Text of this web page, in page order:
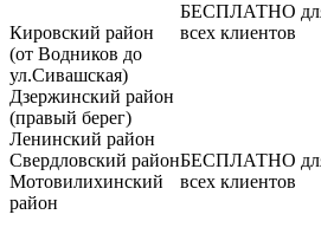
Кировский район
(от Водников до
ул.Сивашская)
Дзержинский район
(правый берег)
Ленинский район
Свердловский район
Мотовилихинский
район
БЕСПЛАТНО
всех клиентов
БЕСПЛАТНО
всех клиентов